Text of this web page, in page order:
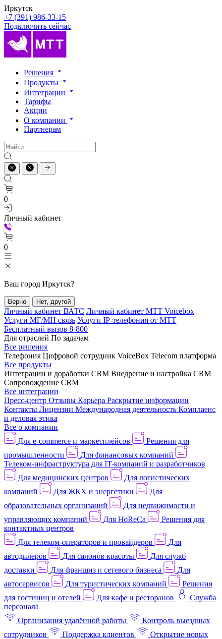
Иркутск
+7 (391) 986-33-15
Подключить сейчас
Решения
Продукты
Интеграции
Тарифы
Акции
О компании
Партнерам
0
Личный кабинет
0
Ваш город Иркутск?
Верно Нет, другой
Личный кабинет ВАТС Личный кабинет МТТ Voicebox
Услуги МГ/МН связь Услуги IP-телефония от МТТ
Бесплатный вызов 8-800
Для отраслей По задачам
Все решения
Телефония Цифровой сотрудник VoiceBox Telecom платформа
Все продукты
Интеграции и доработки CRM Внедрение и настройка CRM
Сопровождение CRM
Все интеграции
Пресс-центр Отзывы Карьера Раскрытие информации
Контакты Лицензии Международная деятельность Комплаенс
и деловая этика
Все о компании
Для e-commerce и маркетплейсов
Решения для
промышленности
Для финансовых компаний
Телеком-инфраструктура для IT-компаний и разработчиков
Для медицинских центров
Для логистических
компаний
Для ЖКХ и энергетики
Для
образовательных организаций
Для недвижимости и
управляющих компаний
Для HoReCa
Решения для
контактных центров
Для телеком-операторов и провайдеров
Для
автодилеров
Для салонов красоты
Для служб
доставки
Для франшиз и сетевого бизнеса
Для
автосервисов
Для туристических компаний
Решения
для гостиниц и отелей
Для кафе и ресторанов
Служба
персонала
Организация удалённой работы
Контроль выездных
сотрудников
Поддержка клиентов
Открытие новых